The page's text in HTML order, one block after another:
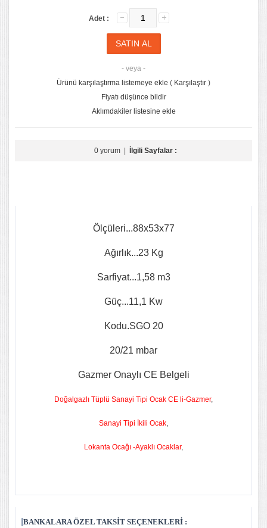
Adet :
- veya -
Ürünü karşılaştırma listemeye ekle ( Karşılaştır )
Fiyatı düşünce bildir
Aklımdakiler listesine ekle
0 yorum| İlgili Sayfalar :
Ölçüleri...88x53x77
Ağırlık...23 Kg
Sarfiyat...1,58 m3
Güç...11,1 Kw
Kodu.SGO 20
20/21 mbar
Gazmer Onaylı CE Belgeli
Doğalgazlı Tüplü Sanayi Tipi Ocak CE li-Gazmer,
Sanayi Tipi İkili Ocak,
Lokanta Ocağı -Ayaklı Ocaklar,
BANKALARA ÖZEL TAKSIT SEÇENEKLERI :